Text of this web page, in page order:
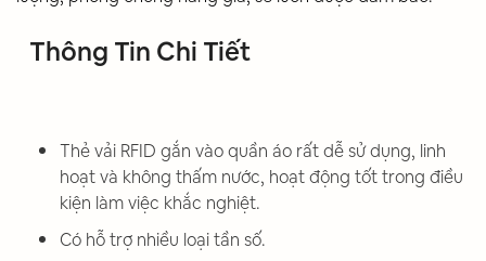
Thông Tin Chi Tiết
Thẻ vải RFID gắn vào quần áo rất dễ sử dụng, linh
hoạt và không thấm nước, hoạt động tốt trong điều
kiện làm việc khắc nghiệt.
Có hỗ trợ nhiều loại tần số.